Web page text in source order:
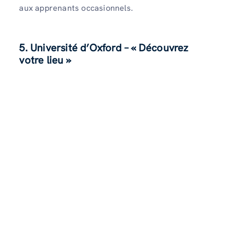
aux apprenants occasionnels.
5. Université d’Oxford – « Découvrez
votre lieu »